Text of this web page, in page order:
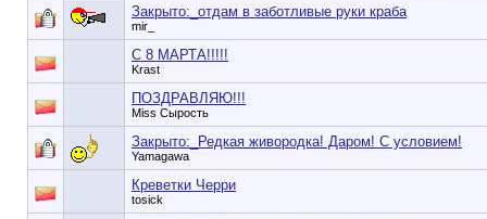
Закрыто:_ отдам в заботливые руки краба
mir_
C 8 МАРТА!!!!!
Krast
ПОЗДРАВЛЯЮ!!!
Miss Сырость
Закрыто:_ Редкая живородка! Даром! С условием!
Yamagawa
Креветки Черри
tosick